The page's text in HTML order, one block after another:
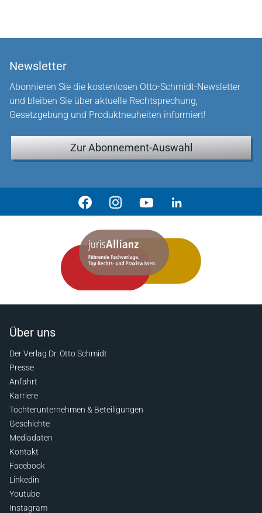
Newsletter
Abonnieren Sie die kostenlosen Otto-Schmidt-Newsletter
und bleiben Sie über aktuelle Rechtsprechung,
Gesetzgebung und Produktneuheiten informiert!
Zur Abonnement-Auswahl
Über uns
Der Verlag Dr. Otto Schmidt
Presse
Anfahrt
Karriere
Tochterunternehmen & Beteiligungen
Geschichte
Mediadaten
Kontakt
Facebook
Linkedin
Youtube
Instagram